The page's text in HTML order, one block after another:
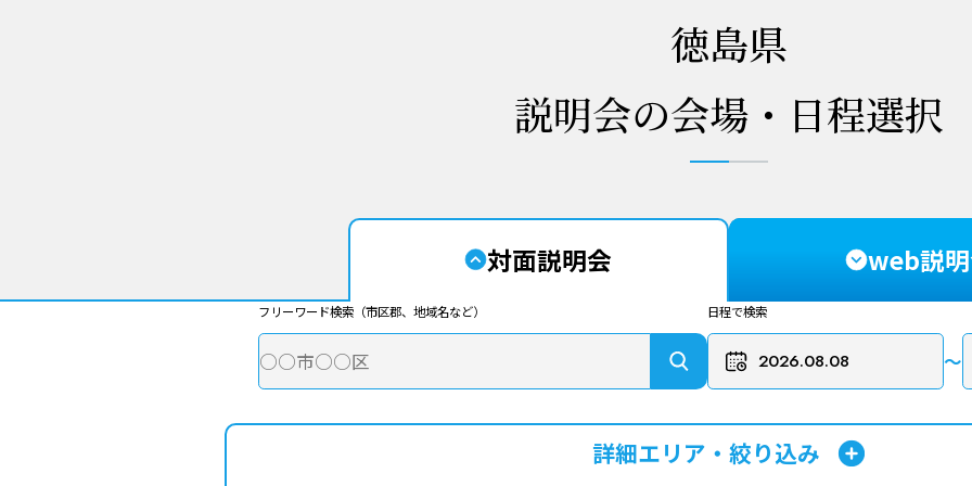
徳島県
説明会の会場・日程選択
対面説明会 web説
フリーワード検索（市区郡、地域名など） 日程で検索
〜
詳細エリア・絞り込み